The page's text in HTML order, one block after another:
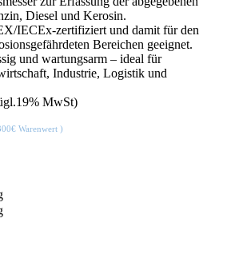
Diesel und Kerosin.
IECEx-zertifiziert und damit für den
Bereichen geeignet.
und wartungsarm – ideal für
Industrie, Logistik und
MwSt)
Warenwert )